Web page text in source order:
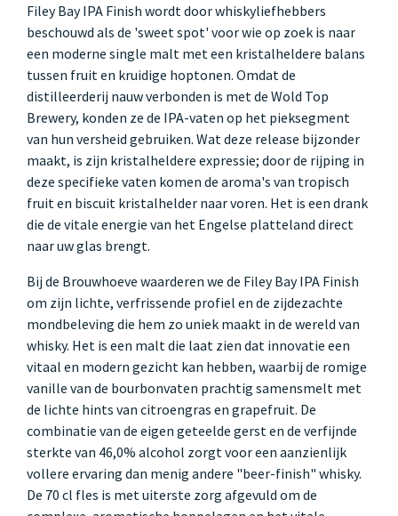
Filey Bay IPA Finish wordt door whiskyliefhebbers
beschouwd als de 'sweet spot' voor wie op zoek is naar
een moderne single malt met een kristalheldere balans
tussen fruit en kruidige hoptonen. Omdat de
distilleerderij nauw verbonden is met de Wold Top
Brewery, konden ze de IPA-vaten op het pieksegment
van hun versheid gebruiken. Wat deze release bijzonder
maakt, is zijn kristalheldere expressie; door de rijping in
deze specifieke vaten komen de aroma's van tropisch
fruit en biscuit kristalhelder naar voren. Het is een drank
die de vitale energie van het Engelse platteland direct
naar uw glas brengt.
Bij de Brouwhoeve waarderen we de Filey Bay IPA Finish
om zijn lichte, verfrissende profiel en de zijdezachte
mondbeleving die hem zo uniek maakt in de wereld van
whisky. Het is een malt die laat zien dat innovatie een
vitaal en modern gezicht kan hebben, waarbij de romige
vanille van de bourbonvaten prachtig samensmelt met
de lichte hints van citroengras en grapefruit. De
combinatie van de eigen geteelde gerst en de verfijnde
sterkte van 46,0% alcohol zorgt voor een aanzienlijk
vollere ervaring dan menig andere "beer-finish" whisky.
De 70 cl fles is met uiterste zorg afgevuld om de